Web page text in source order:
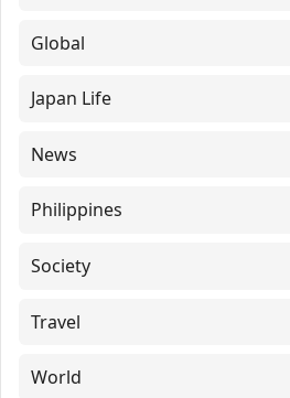
Global
Japan Life
News
Philippines
Society
Travel
World